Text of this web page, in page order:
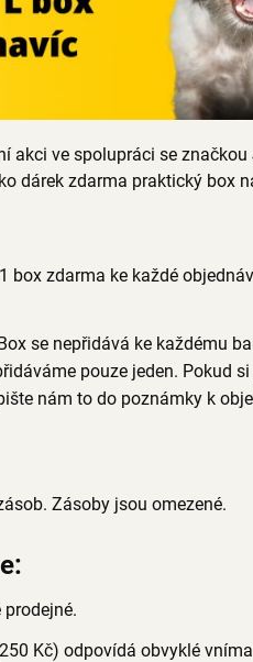
akci ve spolupráci se
dárek zdarma praktický box
box zdarma ke každé
se nepřidává ke každému
pouze jeden. Pokud
nám to do poznámky k
Zásoby jsou omezené.
Kč) odpovídá obvyklé